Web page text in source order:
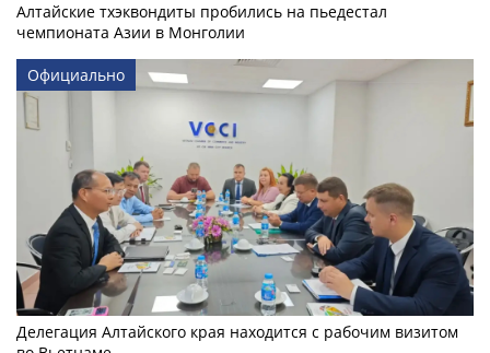
Алтайские тхэквондиты пробились на пьедестал
чемпионата Азии в Монголии
Официально
Делегация Алтайского края находится с рабочим визитом